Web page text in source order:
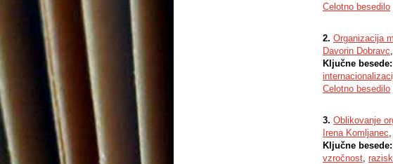
Celotno besedilo
2. Organizacija
Davorin Dobravc
Ključne besede:
Celotno besedilo
3. Oblikovanje
Irena Komljanec
Ključne besede:
vzročnost,